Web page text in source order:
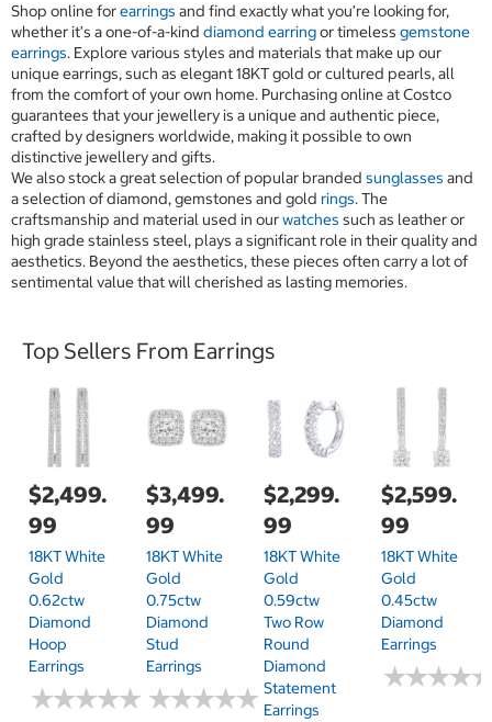
e
Shop online forearrings and find exactly what you’re looking for,
whether it’s a one-of-a-kind diamond earringor timeless gemstone
earrings. Explore various styles and materials that make up our
unique earrings, such as elegant 18KT gold or cultured pearls, all
from the comfort of your own home. Purchasing online at Costco
guarantees that your jewellery is a unique and authentic piece,
crafted by designers worldwide, making it possible to own
distinctive jewellery and gifts.
We also stock a great selection of popular branded sunglasses and
a selection of diamond, gemstones and gold rings. The
craftsmanship and material used in ourwatches such as leather or
high grade stainless steel, plays a significant role in their quality and
aesthetics. Beyond the aesthetics, these pieces often carry a lot of
sentimental value that will cherished as lasting memories.
Top Sellers From Earrings
$2,499.
99
18KT White
Gold
0.62ctw
Diamond
Hoop
Earrings
★★★★★
★★★★★
$3,499.
99
18KT White
Gold
0.75ctw
Diamond
Stud
Earrings
★★★★★
★★★★★
$2,299.
99
18KT White
Gold
0.59ctw
Two Row
Round
Diamond
Statement
Earrings
$2,599.
99
18KT White
Gold
0.45ctw
Diamond
Earrings
★★★★
★★★★